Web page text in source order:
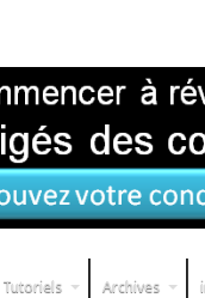
Tutoriels Archives